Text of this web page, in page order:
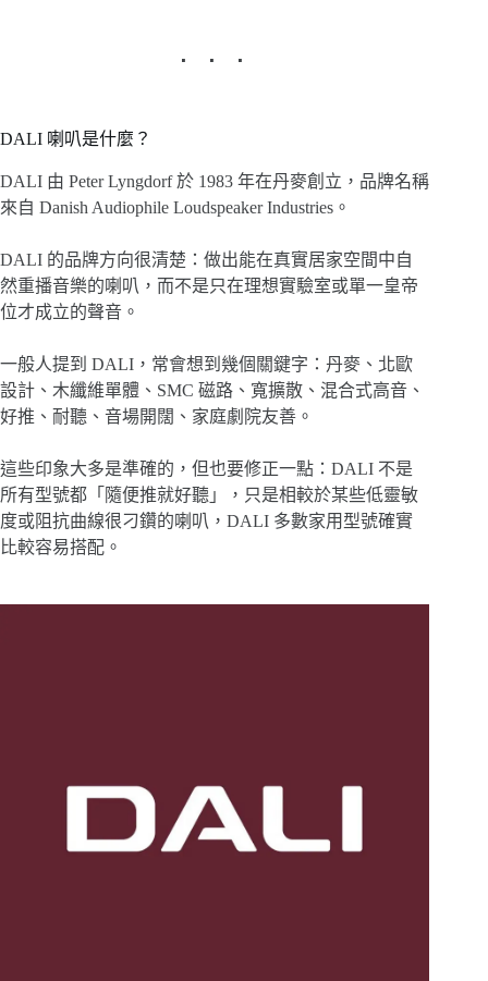
DALI 喇叭是什麼？
DALI 由 Peter Lyngdorf 於 1983 年在丹麥創立，品牌名稱
來自 Danish Audiophile Loudspeaker Industries。
DALI 的品牌方向很清楚：做出能在真實居家空間中自
然重播音樂的喇叭，而不是只在理想實驗室或單一皇帝
位才成立的聲音。
一般人提到 DALI，常會想到幾個關鍵字：丹麥、北歐
設計、木纖維單體、SMC 磁路、寬擴散、混合式高音、
好推、耐聽、音場開闊、家庭劇院友善。
這些印象大多是準確的，但也要修正一點：DALI 不是
所有型號都「隨便推就好聽」，只是相較於某些低靈敏
度或阻抗曲線很刁鑽的喇叭，DALI 多數家用型號確實
比較容易搭配。